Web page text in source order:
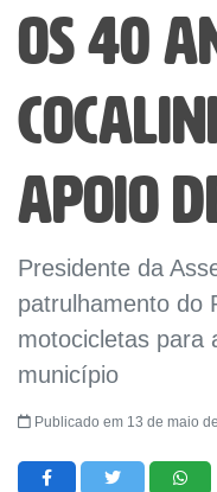
os 40
apoio
Presidente da
patrulhamento do
motocicletas para
município
Publicado em 13 de maio